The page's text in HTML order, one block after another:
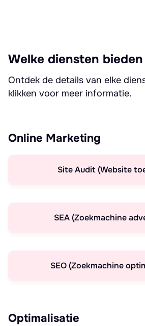
Welke diensten
Ontdek de details van elke
klikken voor meer informatie.
Online Marketing
Site Audit (Website
SEA (Zoekmachine
SEO (Zoekmachine
Optimalisatie